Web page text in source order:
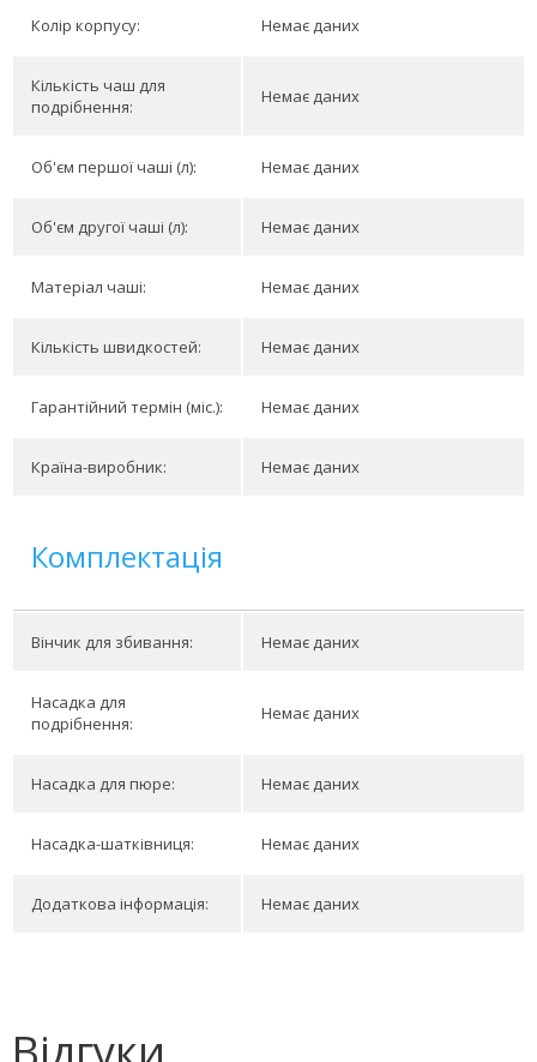
Колір корпусу: Немає даних
Кількість чаш для
подрібнення:
Немає даних
Об'єм першої чаші (л): Немає даних
Об'єм другої чаші (л): Немає даних
Матеріал чаші: Немає даних
Кількість швидкостей: Немає даних
Гарантійний термін (міс.): Немає даних
Країна-виробник: Немає даних
Комплектація
Вінчик для збивання: Немає даних
Насадка для
подрібнення:
Немає даних
Насадка для пюре: Немає даних
Насадка-шатківниця: Немає даних
Додаткова інформація: Немає даних